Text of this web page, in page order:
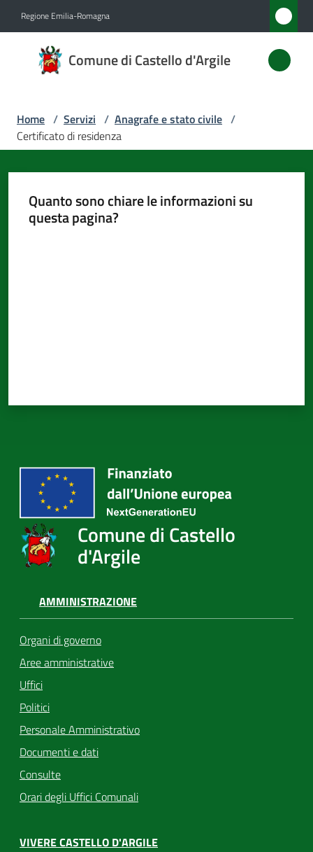
Regione Emilia-Romagna
Comune di Castello d'Argile
Comune
di
d'Argile
Amministrazione
Novità
Amministrazione
Tutti
argomenti...
Seguici
Home / Servizi / Anagrafe e stato civile /
Certificato di residenza
Quanto sono chiare le informazioni su
questa pagina?
Comune di Castello
d'Argile
AMMINISTRAZIONE
Organi di governo
Aree amministrative
Uffici
Politici
Personale Amministrativo
Documenti e dati
Consulte
Orari degli Uffici Comunali
VIVERE CASTELLO D'ARGILE